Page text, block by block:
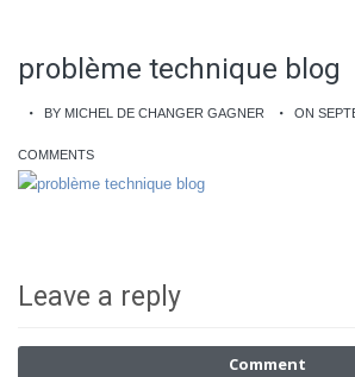
problème technique blog
BY MICHEL DE CHANGER GAGNER ON
COMMENTS
Leave a reply
Comment